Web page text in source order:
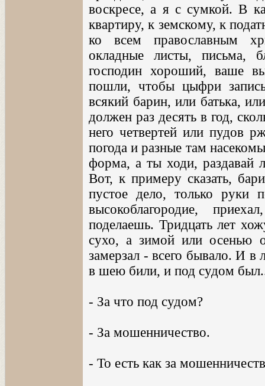
воскресе, а я с сумкой. В
квартиру, к земскому, к
ко всем православным
окладные листы, письма,
господин хороший, ваше
пошли, чтобы цыфри
всякий барин, или батька,
должен раз десять в год,
него четвертей или пудов
погода и разные там
форма, а ты ходи, раздавай
Вот, к примеру сказать,
пустое дело, только руки
высокоблагородие,
поделаешь. Тридцать лет
сухо, а зимой или осенью
замерзал - всего бывало. И
в шею били, и под судом
- За что под судом?
- За мошенничество.
- То есть как за